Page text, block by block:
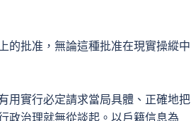
的批准，無論這種批准在現實操縱中
用實行必定請求當局具體、正確地把
政治理就無從談起。以戶籍信息為